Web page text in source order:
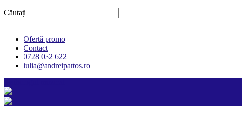
Căutați
Ofertă promo
Contact
0728 032 622
iulia@andreipartos.ro